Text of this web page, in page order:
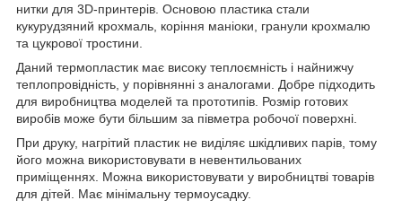
нитки для 3D-принтерів. Основою пластика стали
кукурудзяний крохмаль, коріння маніоки, гранули крохмалю
та цукрової тростини.
Даний термопластик має високу теплоємність і найнижчу
теплопровідність, у порівнянні з аналогами. Добре підходить
для виробництва моделей та прототипів. Розмір готових
виробів може бути більшим за півметра робочої поверхні.
При друку, нагрітий пластик не виділяє шкідливих парів, тому
його можна використовувати в невентильованих
приміщеннях. Можна використовувати у виробництві товарів
для дітей. Має мінімальну термоусадку.